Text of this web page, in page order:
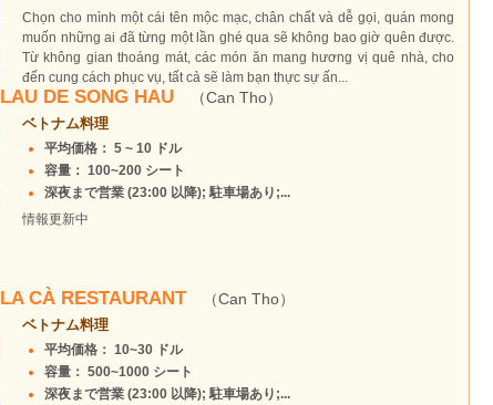
Chọn cho mình một cái tên mộc mạc, chân chất và dễ gọi, quán mong
muốn những ai đã từng một lần ghé qua sẽ không bao giờ quên được.
Từ không gian thoáng mát, các món ăn mang hương vị quê nhà, cho
đến cung cách phục vụ, tất cả sẽ làm bạn thực sự ấn...
LAU DE SONG HAU （Can Tho）
ベトナム料理
平均価格： 5 ~ 10 ドル
容量： 100~200 シート
深夜まで営業 (23:00 以降); 駐車場あり;...
情報更新中
LA CÀ RESTAURANT （Can Tho）
ベトナム料理
平均価格： 10~30 ドル
容量： 500~1000 シート
深夜まで営業 (23:00 以降); 駐車場あり;...